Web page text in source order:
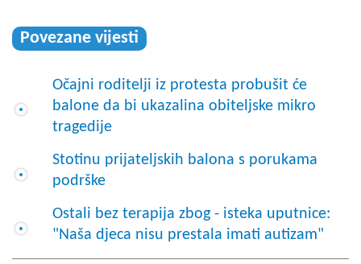
Povezane vijesti
Očajni roditelji iz protesta probušit će
balone da bi ukazalina obiteljske mikro
tragedije
Stotinu prijateljskih balona s porukama
podrške
Ostali bez terapija zbog - isteka uputnice:
"Naša djeca nisu prestala imati autizam"